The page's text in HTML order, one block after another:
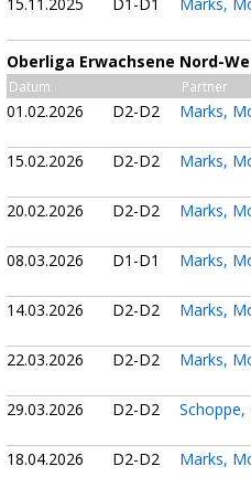
Oberliga Erwachsene Nord-
Datum Partner
01.02.2026 D2-D2 Marks,
15.02.2026 D2-D2 Marks,
20.02.2026 D2-D2 Marks,
08.03.2026 D1-D1 Marks,
14.03.2026 D2-D2 Marks,
22.03.2026 D2-D2 Marks,
29.03.2026 D2-D2
18.04.2026 D2-D2 Marks,